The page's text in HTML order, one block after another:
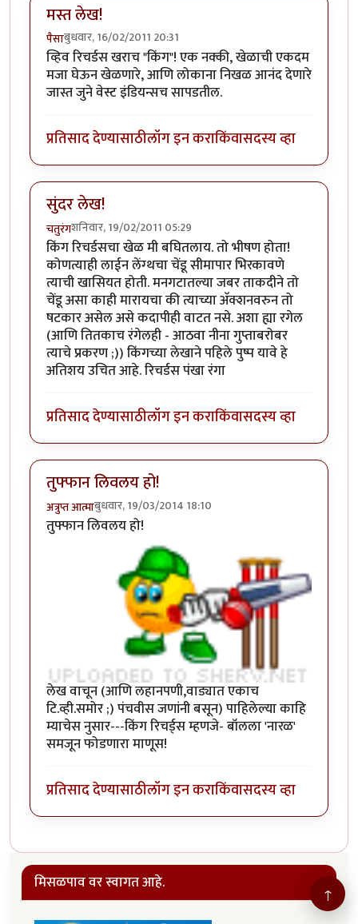
मस्त लेख!
पैसाबुधवार, 16/02/2011 20:31
व्हिव रिचर्डस खराच "किंग"! एक नक्की, खेळाची एकदम
मजा घेऊन खेळणारे, आणि लोकाना निखळ आनंद देणारे
जास्त जुने वेस्ट इंडियन्सच सापडतील.
प्रतिसाद देण्यासाठीलॉग इन कराकिंवासदस्य व्हा
सुंदर लेख!
चतुरंगशनिवार, 19/02/2011 05:29
किंग रिचर्डसचा खेळ मी बघितलाय. तो भीषण होता!
कोणत्याही लाईन लेंग्थचा चेंडू सीमापार भिरकावणे
त्याची खासियत होती. मनगटातल्या जबर ताकदीने तो
चेंडू असा काही मारायचा की त्याच्या अ‍ॅक्शनवरुन तो
षटकार असेल असे कदापीही वाटत नसे. अशा ह्या रगेल
(आणि तितकाच रंगेलही - आठवा नीना गुप्ताबरोबर
त्याचे प्रकरण ;)) किंगच्या लेखाने पहिले पुष्प यावे हे
अतिशय उचित आहे. रिचर्डस पंखा रंगा
प्रतिसाद देण्यासाठीलॉग इन कराकिंवासदस्य व्हा
तुफ्फान लिवलय हो!
अत्रुप्त आत्माबुधवार, 19/03/2014 18:10
तुफ्फान लिवलय हो!
लेख वाचून (आणि लहानपणी,वाड्यात एकाच
टि.व्ही.समोर ;) पंचवीस जणांनी बसून) पाहिलेल्या काहि
म्याचेस नुसार---किंग रिचर्ड्स म्हणजे- बॉलला 'नारळ'
समजून फोडणारा माणूस!
प्रतिसाद देण्यासाठीलॉग इन कराकिंवासदस्य व्हा
मिसळपाव वर स्वागत आहे. ↑